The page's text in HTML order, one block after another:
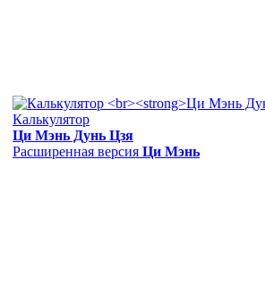
Калькулятор
Ци Мэнь Дунь Цзя
Расширенная версия Ци Мэнь